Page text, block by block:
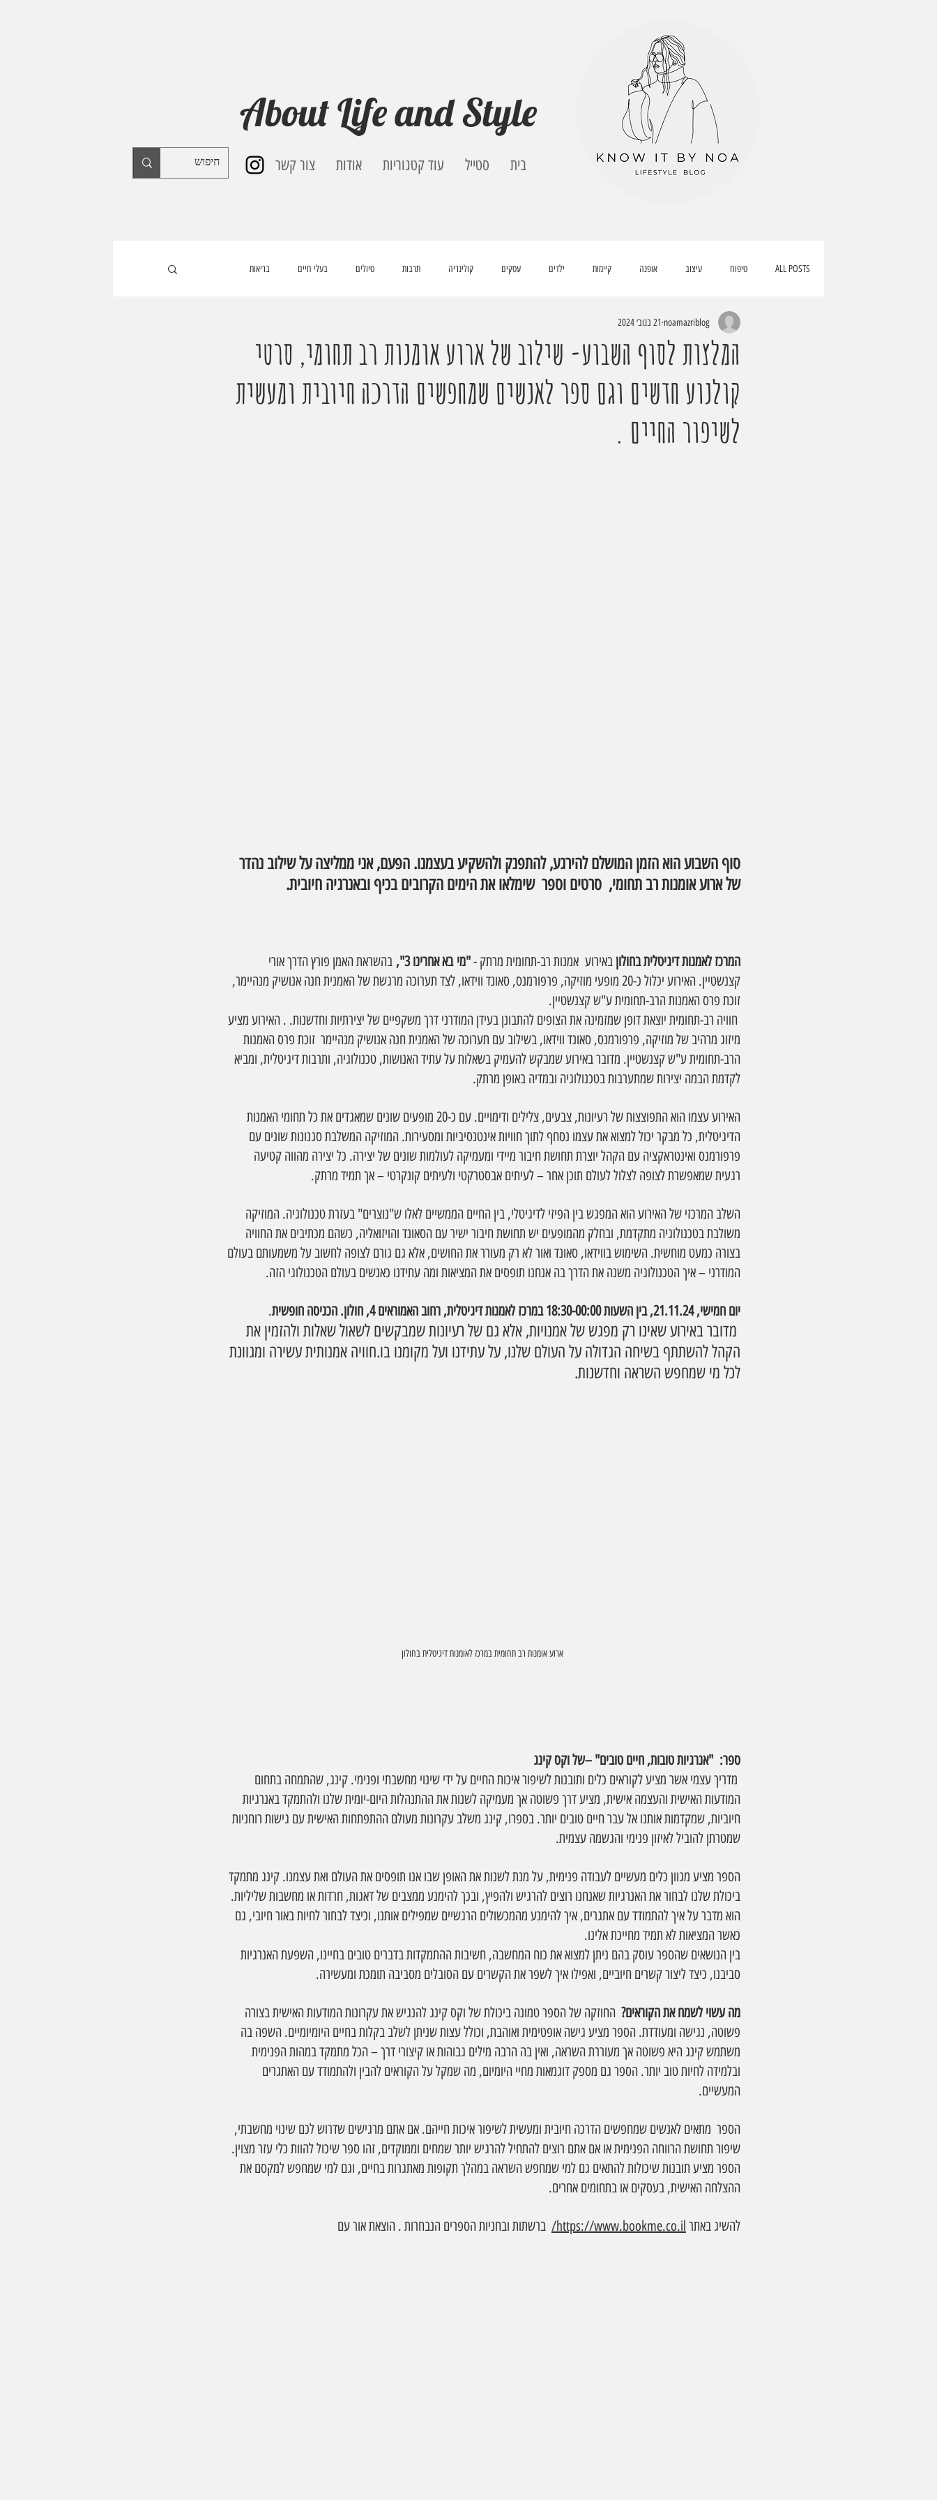
About Life and Style
בית סטייל עוד קטגוריות אודות צור קשר
ALL POSTS טיפוח עיצוב אופנה קיימות ילדים עסקים קולינריה תרבות טיולים בעלי חיים בריאות
המלצות לסוף השבוע- שילוב של ארוע אומנות רב תחומי, סרטי
קולנוע חדשים וגם ספר לאנשים שמחפשים הדרכה חיובית ומעשית
לשיפור החיים .
noamazriblog 21 בנוב׳ 2024
סוף השבוע הוא הזמן המושלם להירגע, להתפנק ולהשקיע בעצמנו. הפעם, אני ממליצה על שילוב נהדר
של ארוע אומנות רב תחומי,  סרטים וספר  שימלאו את הימים הקרובים בכיף ובאנרגיה חיובית.
המרכז לאמנות דיגיטלית בחולון באירוע  אמנות רב-תחומית מרתק - "מי בא אחרינו 3",
בהשראת האמן פורץ הדרך אורי
קצנשטיין. האירוע יכלול כ-20 מופעי מוזיקה, פרפורמנס, סאונד ווידאו, לצד תערוכה מרגשת של האמנית חנה אנושיק מנהיימר,
זוכת פרס האמנות הרב-תחומית ע"ש קצנשטיין.
חוויה רב-תחומית יוצאת דופן שמזמינה את הצופים להתבונן בעידן המודרני דרך משקפיים של יצירתיות וחדשנות. . האירוע מציע
מיזוג מרהיב של מוזיקה, פרפורמנס, סאונד ווידאו, בשילוב עם תערוכה של האמנית חנה אנושיק מנהיימר  זוכת פרס האמנות
הרב-תחומית ע"ש קצנשטיין. מדובר באירוע שמבקש להעמיק בשאלות על עתיד האנושות, טכנולוגיה, ותרבות דיגיטלית, ומביא
לקדמת הבמה יצירות שמתערבות בטכנולוגיה ובמדיה באופן מרתק.
האירוע עצמו הוא התפוצצות של רעיונות, צבעים, צלילים ודימויים. עם כ-20 מופעים שונים שמאגדים את כל תחומי האמנות
הדיגיטלית, כל מבקר יכול למצוא את עצמו נסחף לתוך חוויות אינטנסיביות ומסעירות. המוזיקה המשלבת סגנונות שונים עם
פרפורמנס ואינטראקציה עם הקהל יוצרת תחושת חיבור מיידי ומעמיקה לעולמות שונים של יצירה. כל יצירה מהווה קטיעה
רגעית שמאפשרת לצופה לצלול לעולם תוכן אחר – לעיתים אבסטרקטי ולעיתים קונקרטי – אך תמיד מרתק.
השלב המרכזי של האירוע הוא המפגש בין הפיזי לדיגיטלי, בין החיים הממשיים לאלו ש"נוצרים" בעזרת טכנולוגיה. המוזיקה
משולבת בטכנולוגיה מתקדמת, ובחלק מהמופעים יש תחושת חיבור ישיר עם הסאונד והויזואליה, כשהם מכתיבים את החוויה
בצורה כמעט מוחשית. השימוש בווידאו, סאונד ואור לא רק מעורר את החושים, אלא גם גורם לצופה לחשוב על משמעותם בעולם
המודרני – איך הטכנולוגיה משנה את הדרך בה אנחנו תופסים את המציאות ומה עתידנו כאנשים בעולם הטכנולוגי הזה.
יום חמישי, 21.11.24, בין השעות 18:30-00:00 במרכז לאמנות דיגיטלית, רחוב האמוראים 4, חולון. הכניסה חופשית .
מדובר באירוע שאינו רק מפגש של אמנויות, אלא גם של רעיונות שמבקשים לשאול שאלות ולהזמין את
הקהל להשתתף בשיחה הגדולה על העולם שלנו, על עתידנו ועל מקומנו בו.חוויה אמנותית עשירה ומגוונת
לכל מי שמחפש השראה וחדשנות.
ארוע אומנות רב תחומית במרכז לאומנות דיגיטלית בחולון
ספר:  "אנרגיות טובות, חיים טובים" –של וקס קינג
מדריך עצמי אשר מציע לקוראים כלים ותובנות לשיפור איכות החיים על ידי שינוי מחשבתי ופנימי. קינג, שהתמחה בתחום
המודעות האישית והעצמה אישית, מציע דרך פשוטה אך מעמיקה לשנות את ההתנהלות היום-יומית שלנו ולהתמקד באנרגיות
חיוביות, שמקדמות אותנו אל עבר חיים טובים יותר. בספרו, קינג משלב עקרונות מעולם ההתפתחות האישית עם גישות רוחניות
שמטרתן להוביל לאיזון פנימי והגשמה עצמית.
הספר מציע מגוון כלים מעשיים לעבודה פנימית, על מנת לשנות את האופן שבו אנו תופסים את העולם ואת עצמנו. קינג מתמקד
ביכולת שלנו לבחור את האנרגיות שאנחנו רוצים להרגיש ולהפיץ, ובכך להימנע ממצבים של דאגות, חרדות או מחשבות שליליות.
הוא מדבר על איך להתמודד עם אתגרים, איך להימנע מהמכשולים הרגשיים שמפילים אותנו, וכיצד לבחור לחיות באור חיובי, גם
כאשר המציאות לא תמיד מחייכת אלינו.
בין הנושאים שהספר עוסק בהם ניתן למצוא את כוח המחשבה, חשיבות ההתמקדות בדברים טובים בחיינו, השפעת האנרגיות
סביבנו, כיצד ליצור קשרים חיוביים, ואפילו איך לשפר את הקשרים עם הסובלים מסביבה תומכת ומעשירה.
מה עשוי לשמח את הקוראים? החוזקה של הספר טמונה ביכולת של וקס קינג להנגיש את עקרונות המודעות האישית בצורה
פשוטה, נגישה ומעודדת. הספר מציע גישה אופטימית ואוהבת, וכולל עצות שניתן לשלב בקלות בחיים היומיומיים. השפה בה
משתמש קינג היא פשוטה אך מעוררת השראה, ואין בה הרבה מילים גבוהות או קיצורי דרך – הכל מתמקד במהות הפנימית
ובלמידה לחיות טוב יותר. הספר גם מספק דוגמאות מחיי היומיום, מה שמקל על הקוראים להבין ולהתמודד עם האתגרים
המעשיים.
הספר  מתאים לאנשים שמחפשים הדרכה חיובית ומעשית לשיפור איכות חייהם. אם אתם מרגישים שדרוש לכם שינוי מחשבתי,
שיפור תחושת הרווחה הפנימית או אם אתם רוצים להתחיל להרגיש יותר שמחים וממוקדים, זהו ספר שיכול להוות כלי עזר מצוין.
הספר מציע תובנות שיכולות להתאים גם למי שמחפש השראה במהלך תקופות מאתגרות בחיים, וגם למי שמחפש למקסם את
ההצלחה האישית, בעסקים או בתחומים אחרים.
להשיג באתר https://www.bookme.co.il/
  ברשתות ובחניות הספרים הנבחרות . הוצאת אור עם